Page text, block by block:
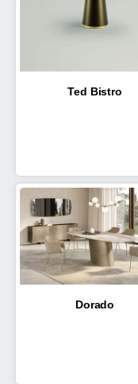
Ted Bistro
Dorado